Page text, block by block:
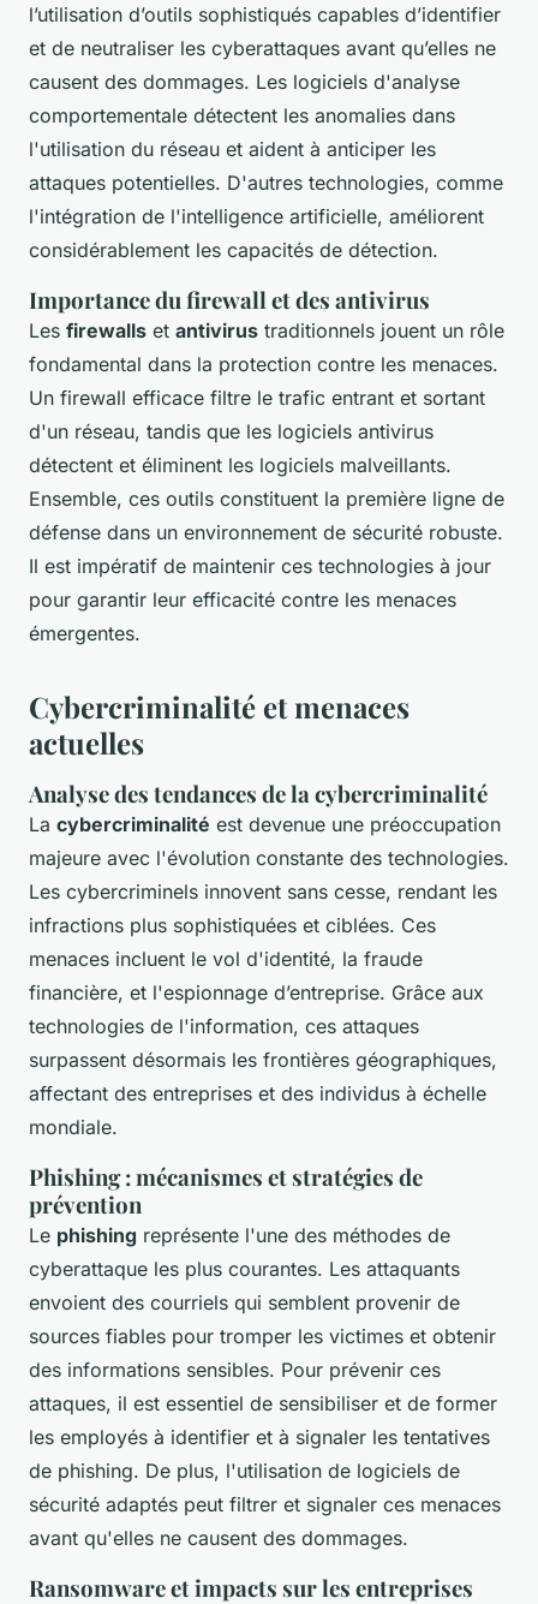
l’utilisation d’outils sophistiqués capables d’identifier
et de neutraliser les cyberattaques avant qu’elles ne
causent des dommages. Les logiciels d'analyse
comportementale détectent les anomalies dans
l'utilisation du réseau et aident à anticiper les
attaques potentielles. D'autres technologies, comme
l'intégration de l'intelligence artificielle, améliorent
considérablement les capacités de détection.
Importance du firewall et des antivirus
Les firewalls et antivirus traditionnels jouent un rôle
fondamental dans la protection contre les menaces.
Un firewall efficace filtre le trafic entrant et sortant
d'un réseau, tandis que les logiciels antivirus
détectent et éliminent les logiciels malveillants.
Ensemble, ces outils constituent la première ligne de
défense dans un environnement de sécurité robuste.
Il est impératif de maintenir ces technologies à jour
pour garantir leur efficacité contre les menaces
émergentes.
Cybercriminalité et menaces
actuelles
Analyse des tendances de la cybercriminalité
La cybercriminalité est devenue une préoccupation
majeure avec l'évolution constante des technologies.
Les cybercriminels innovent sans cesse, rendant les
infractions plus sophistiquées et ciblées. Ces
menaces incluent le vol d'identité, la fraude
financière, et l'espionnage d’entreprise. Grâce aux
technologies de l'information, ces attaques
surpassent désormais les frontières géographiques,
affectant des entreprises et des individus à échelle
mondiale.
Phishing : mécanismes et stratégies de
prévention
Le phishing représente l'une des méthodes de
cyberattaque les plus courantes. Les attaquants
envoient des courriels qui semblent provenir de
sources fiables pour tromper les victimes et obtenir
des informations sensibles. Pour prévenir ces
attaques, il est essentiel de sensibiliser et de former
les employés à identifier et à signaler les tentatives
de phishing. De plus, l'utilisation de logiciels de
sécurité adaptés peut filtrer et signaler ces menaces
avant qu'elles ne causent des dommages.
Ransomware et impacts sur les entreprises